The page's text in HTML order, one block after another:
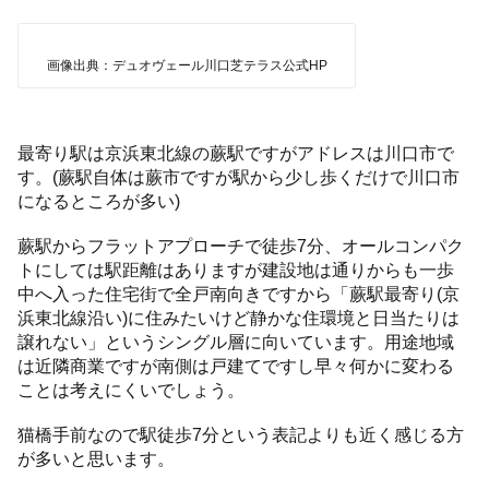
画像出典：デュオヴェール川口芝テラス公式HP
最寄り駅は京浜東北線の蕨駅ですがアドレスは川口市で
す。(蕨駅自体は蕨市ですが駅から少し歩くだけで川口市
になるところが多い)
蕨駅からフラットアプローチで徒歩7分、オールコンパク
トにしては駅距離はありますが建設地は通りからも一歩
中へ入った住宅街で全戸南向きですから「蕨駅最寄り(京
浜東北線沿い)に住みたいけど静かな住環境と日当たりは
譲れない」というシングル層に向いています。用途地域
は近隣商業ですが南側は戸建てですし早々何かに変わる
ことは考えにくいでしょう。
猫橋手前なので駅徒歩7分という表記よりも近く感じる方
が多いと思います。